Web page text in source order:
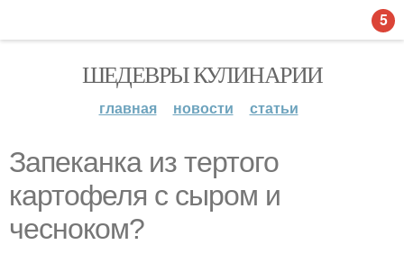
ШЕДЕВРЫ КУЛИНАРИИ
главная новости статьи
Запеканка из тертого
картофеля с сыром и
чесноком?
5